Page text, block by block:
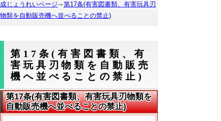
成じょうれいページ
第17条(有害図書類、有害玩具刃
物類を自動販売機へ並べることの禁止)
第17条(有害図書類、有
害玩具刃物類を自動販売
機へ並べることの禁止)
第17条(有害図書類、有害玩具刃物類を
自動販売機へ並べることの禁止)